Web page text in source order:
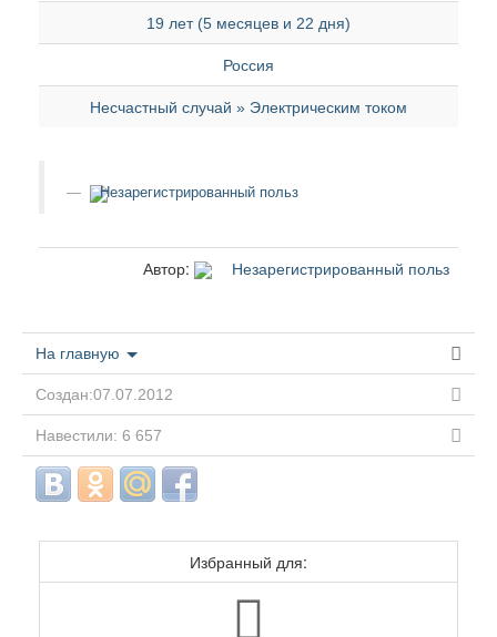
19 лет (5 месяцев и 22 дня)
Россия
Несчастный случай » Электрическим током
Незарегистрированный польз
Автор: Незарегистрированный польз
На главную
Создан:07.07.2012
Навестили: 6 657
Избранный для: